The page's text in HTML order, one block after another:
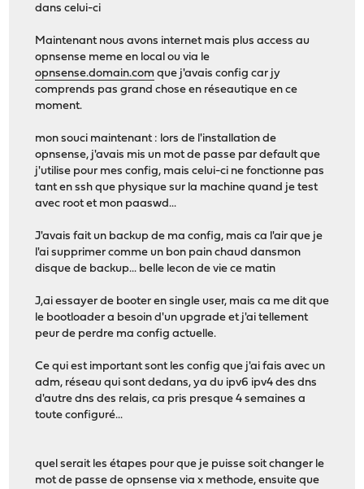
dans celui-ci
Maintenant nous avons internet mais plus access au
opnsense meme en local ou via le
opnsense.domain.com que j'avais config car jy
comprends pas grand chose en réseautique en ce
moment.
mon souci maintenant : lors de l'installation de
opnsense, j'avais mis un mot de passe par default que
j'utilise pour mes config, mais celui-ci ne fonctionne pas
tant en ssh que physique sur la machine quand je test
avec root et mon paaswd...
J'avais fait un backup de ma config, mais ca l'air que je
l'ai supprimer comme un bon pain chaud dansmon
disque de backup... belle lecon de vie ce matin
J,ai essayer de booter en single user, mais ca me dit que
le bootloader a besoin d'un upgrade et j'ai tellement
peur de perdre ma config actuelle.
Ce qui est important sont les config que j'ai fais avec un
adm, réseau qui sont dedans, ya du ipv6 ipv4 des dns
d'autre dns des relais, ca pris presque 4 semaines a
toute configuré...
quel serait les étapes pour que je puisse soit changer le
mot de passe de opnsense via x methode, ensuite que